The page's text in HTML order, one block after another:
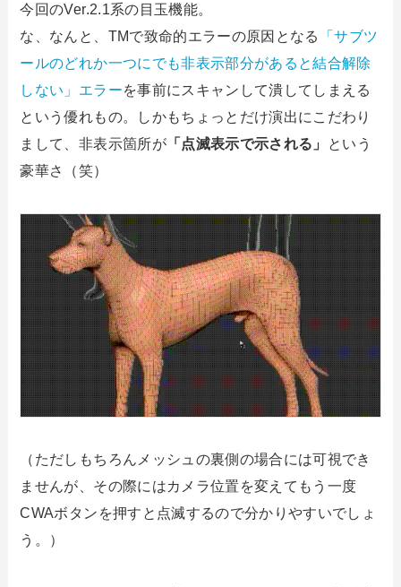
今回のVer.2.1系の目玉機能。
な、なんと、TMで致命的エラーの原因となる
「サブツ
ールのどれか一つにでも非表示部分があると結合解除
しない」エラーを事前にスキャンして潰してしまえる
という優れもの。しかもちょっとだけ演出にこだわり
まして、非表示箇所が「点滅表示で示される」
という
豪華さ（笑）
（ただしもちろんメッシュの裏側の場合には可視でき
ませんが、その際にはカメラ位置を変えてもう一度
CWAボタンを押すと点滅するので分かりやすいでしょ
う。）